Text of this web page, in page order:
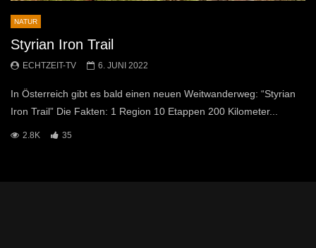
NATUR
Styrian Iron Trail
ECHTZEIT-TV 6. JUNI 2022
In Österreich gibt es bald einen neuen Weitwanderweg: “Styrian
Iron Trail” Die Fakten: 1 Region 10 Etappen 200 Kilometer...
2.8K 35